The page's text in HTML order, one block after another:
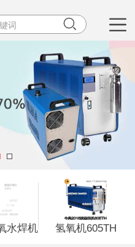
 
水焊机 氢氧机605TH